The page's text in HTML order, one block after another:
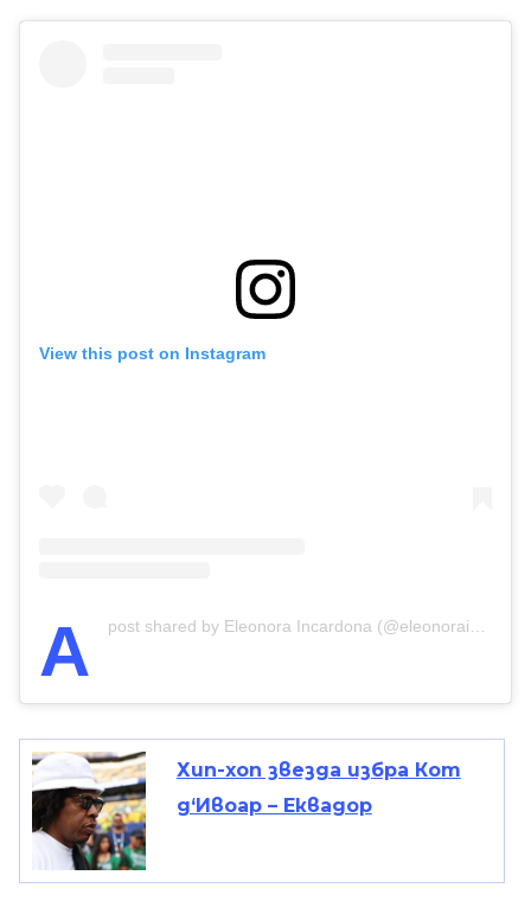
View this post on Instagram
A post shared by Eleonora Incardona (@eleonoraincardona)
Хип-хоп звезда избра Кот
д‘Ивоар – Еквадор